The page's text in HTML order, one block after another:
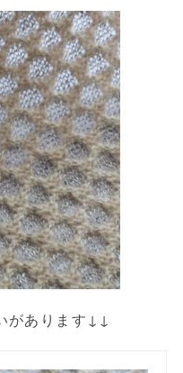
があります↓↓